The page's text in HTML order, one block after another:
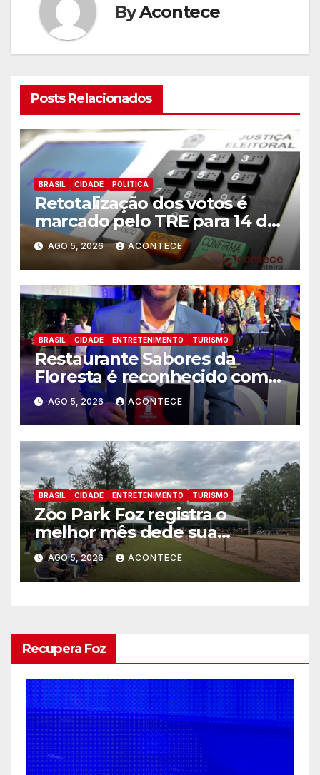
ByAcontece
Posts Relacionados
BRASIL CIDADE POLITICA
Retotalização dos votos é
marcado pelo TRE para 14 de
agosto
AGO 5, 2026 ACONTECE
BRASIL CIDADE ENTRETENIMENTO TURISMO
Restaurante Sabores da
Floresta é reconhecido como
um dos Lugares Imperdíveis
de Foz do Iguaçu
AGO 5, 2026 ACONTECE
BRASIL CIDADE ENTRETENIMENTO TURISMO
Zoo Park Foz registra o
melhor mês dede sua
inauguração
AGO 5, 2026 ACONTECE
Recupera Foz